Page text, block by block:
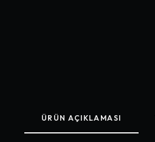
ÜRÜN AÇIKLAMASI